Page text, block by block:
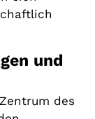
und
des